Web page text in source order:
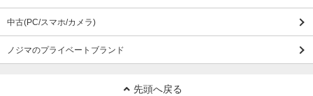
中古(PC/スマホ/カメラ)
ノジマのプライベートブランド
先頭へ戻る